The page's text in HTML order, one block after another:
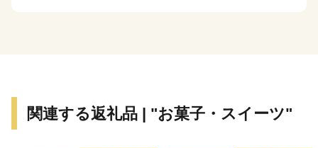
して実施した事業について、ご報告いたします。
関連する返礼品 | "お菓子・スイーツ"